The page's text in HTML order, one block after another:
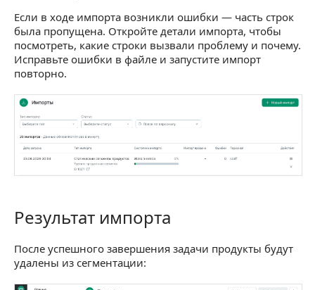
Если в ходе импорта возникли ошибки — часть строк
была пропущена. Откройте детали импорта, чтобы
посмотреть, какие строки вызвали проблему и почему.
Исправьте ошибки в файле и запустите импорт
повторно.
Результат импорта
Результат импорта
После успешного завершения задачи продукты будут
удалены из сегментации: